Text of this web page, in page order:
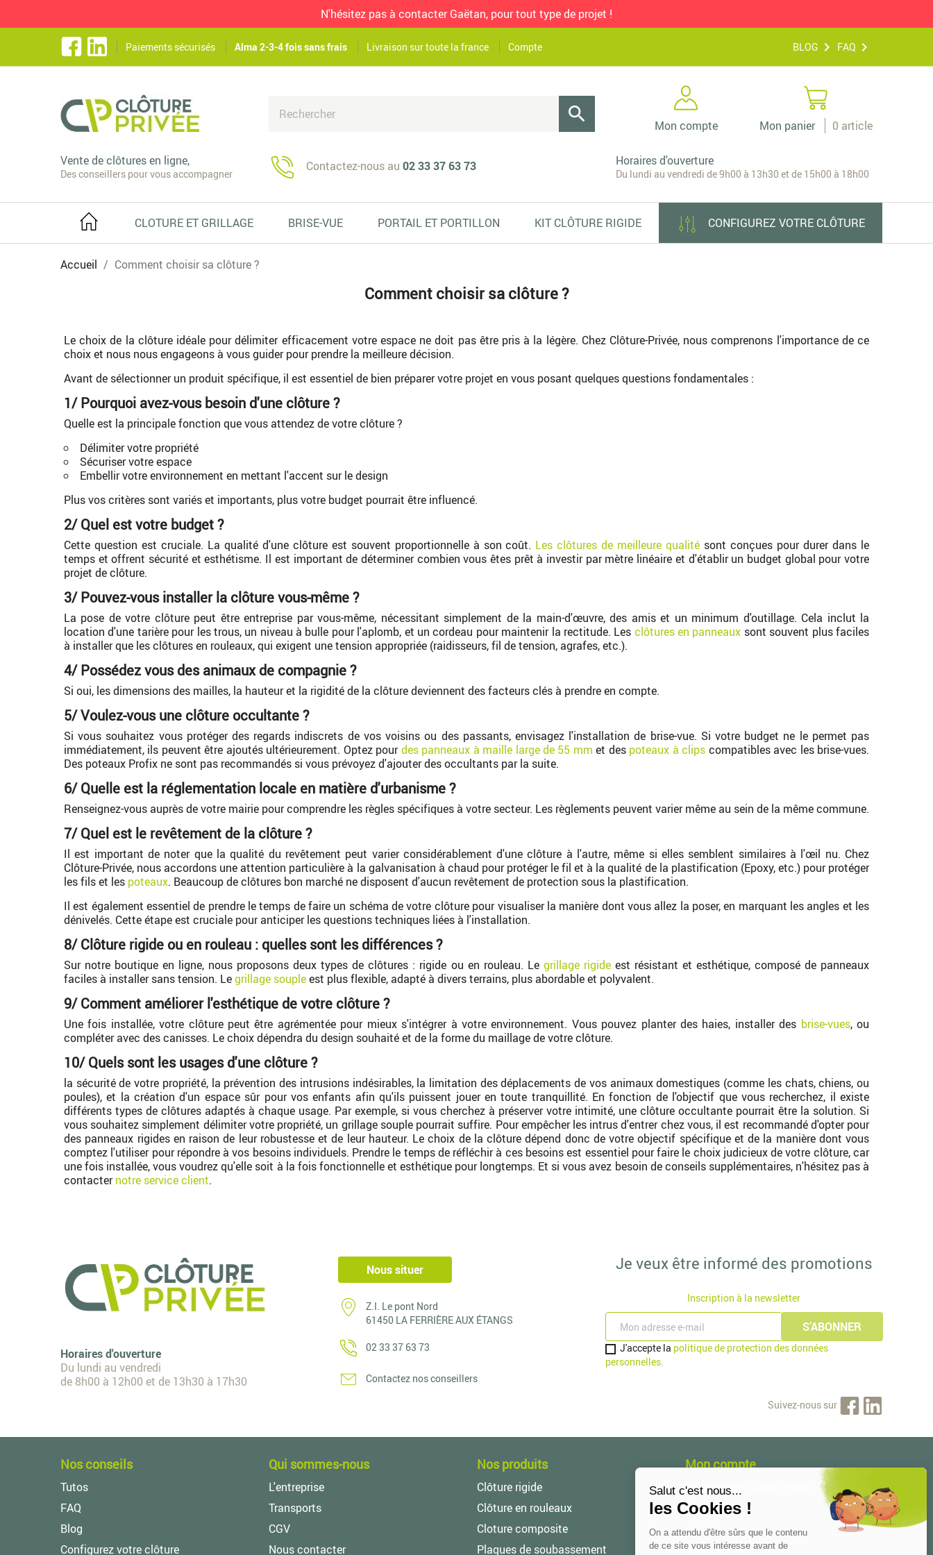
N'hésitez pas à contacter Gaëtan, pour tout type de projet !
Paiements sécurisés Alma 2-3-4 fois sans frais Livraison sur toute la france Compte BLOG FAQ

Mon panier 0 article
Mon compte
Vente de clôtures en ligne,
Des conseillers pour vous accompagner
Contactez-nous au 02 33 37 63 73 Horaires d'ouverture
Du lundi au vendredi de 9h00 à 13h30 et de 15h00 à 18h00
CLOTURE ET GRILLAGE BRISE-VUE PORTAIL ET PORTILLON KIT CLÔTURE RIGIDE CONFIGUREZ VOTRE CLÔTURE
Accueil Comment choisir sa clôture ?
Comment choisir sa clôture ?
Le choix de la clôture idéale pour délimiter efficacement votre espace ne doit pas être pris à la légère. Chez Clôture-Privée, nous comprenons l'importance de ce
choix et nous nous engageons à vous guider pour prendre la meilleure décision.
Avant de sélectionner un produit spécifique, il est essentiel de bien préparer votre projet en vous posant quelques questions fondamentales :
1/ Pourquoi avez-vous besoin d'une clôture ?
Quelle est la principale fonction que vous attendez de votre clôture ?
Délimiter votre propriété
Sécuriser votre espace
Embellir votre environnement en mettant l'accent sur le design
Plus vos critères sont variés et importants, plus votre budget pourrait être influencé.
2/ Quel est votre budget ?
Cette question est cruciale. La qualité d'une clôture est souvent proportionnelle à son coût. Les clôtures de meilleure qualité sont conçues pour durer dans le
temps et offrent sécurité et esthétisme. Il est important de déterminer combien vous êtes prêt à investir par mètre linéaire et d'établir un budget global pour votre
projet de clôture.
3/ Pouvez-vous installer la clôture vous-même ?
La pose de votre clôture peut être entreprise par vous-même, nécessitant simplement de la main-d'œuvre, des amis et un minimum d'outillage. Cela inclut la
location d'une tarière pour les trous, un niveau à bulle pour l'aplomb, et un cordeau pour maintenir la rectitude. Les clôtures en panneaux sont souvent plus faciles
à installer que les clôtures en rouleaux, qui exigent une tension appropriée (raidisseurs, fil de tension, agrafes, etc.).
4/ Possédez vous des animaux de compagnie ?
Si oui, les dimensions des mailles, la hauteur et la rigidité de la clôture deviennent des facteurs clés à prendre en compte.
5/ Voulez-vous une clôture occultante ?
Si vous souhaitez vous protéger des regards indiscrets de vos voisins ou des passants, envisagez l'installation de brise-vue. Si votre budget ne le permet pas
immédiatement, ils peuvent être ajoutés ultérieurement. Optez pourdes panneaux à maille large de 55 mm et des poteaux à clips compatibles avec les brise-vues.
Des poteaux Profix ne sont pas recommandés si vous prévoyez d'ajouter des occultants par la suite.
6/ Quelle est la réglementation locale en matière d'urbanisme ?
Renseignez-vous auprès de votre mairie pour comprendre les règles spécifiques à votre secteur. Les règlements peuvent varier même au sein de la même commune.
7/ Quel est le revêtement de la clôture ?
Il est important de noter que la qualité du revêtement peut varier considérablement d'une clôture à l'autre, même si elles semblent similaires à l'œil nu. Chez
Clôture-Privée, nous accordons une attention particulière à la galvanisation à chaud pour protéger le fil et à la qualité de la plastification (Epoxy, etc.) pour protéger
les fils et les poteaux. Beaucoup de clôtures bon marché ne disposent d'aucun revêtement de protection sous la plastification.
Il est également essentiel de prendre le temps de faire un schéma de votre clôture pour visualiser la manière dont vous allez la poser, en marquant les angles et les
dénivelés. Cette étape est cruciale pour anticiper les questions techniques liées à l'installation.
8/ Clôture rigide ou en rouleau : quelles sont les différences ?
Sur notre boutique en ligne, nous proposons deux types de clôtures : rigide ou en rouleau. Le grillage rigideest résistant et esthétique, composé de panneaux
faciles à installer sans tension. Legrillage soupleest plus flexible, adapté à divers terrains, plus abordable et polyvalent.
9/ Comment améliorer l'esthétique de votre clôture ?
Une fois installée, votre clôture peut être agrémentée pour mieux s'intégrer à votre environnement. Vous pouvez planter des haies, installer des brise-vues, ou
compléter avec des canisses. Le choix dépendra du design souhaité et de la forme du maillage de votre clôture.
10/ Quels sont les usages d'une clôture ?
la sécurité de votre propriété, la prévention des intrusions indésirables, la limitation des déplacements de vos animaux domestiques (comme les chats, chiens, ou
poules), et la création d'un espace sûr pour vos enfants afin qu'ils puissent jouer en toute tranquillité. En fonction de l'objectif que vous recherchez, il existe
différents types de clôtures adaptés à chaque usage. Par exemple, si vous cherchez à préserver votre intimité, une clôture occultante pourrait être la solution. Si
vous souhaitez simplement délimiter votre propriété, un grillage souple pourrait suffire. Pour empêcher les intrus d'entrer chez vous, il est recommandé d'opter pour
des panneaux rigides en raison de leur robustesse et de leur hauteur. Le choix de la clôture dépend donc de votre objectif spécifique et de la manière dont vous
comptez l'utiliser pour répondre à vos besoins individuels. Prendre le temps de réfléchir à ces besoins est essentiel pour faire le choix judicieux de votre clôture, car
une fois installée, vous voudrez qu'elle soit à la fois fonctionnelle et esthétique pour longtemps. Et si vous avez besoin de conseils supplémentaires, n'hésitez pas à
contacternotre service client.
Horaires d'ouverture
Du lundi au vendredi
de 8h00 à 12h00 et de 13h30 à 17h30
Nous situer
Z.I. Le pont Nord
61450 LA FERRIÈRE AUX ÉTANGS
02 33 37 63 73
Contactez nos conseillers
Je veux être informé des promotions
Inscription à la newsletter
J'accepte la politique de protection des données
personnelles.
Suivez-nous sur
Nos conseils
Tutos
FAQ
Blog
Configurez votre clôture
Qui sommes-nous
L'entreprise
Transports
CGV
Nous contacter
Nos produits
Clôture rigide
Clôture en rouleaux
Cloture composite
Plaques de soubassement
Mon compte
Informations personnelles
Commandes
Avoirs
Adresses